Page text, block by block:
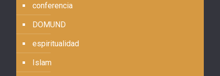
conferencia
DOMUND
espiritualidad
Islam